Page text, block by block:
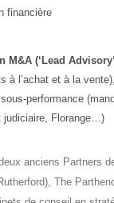
financière
M&A (‘Lead
à l’achat et à la
performance
judiciaire, Florange…)
anciens Partners
The